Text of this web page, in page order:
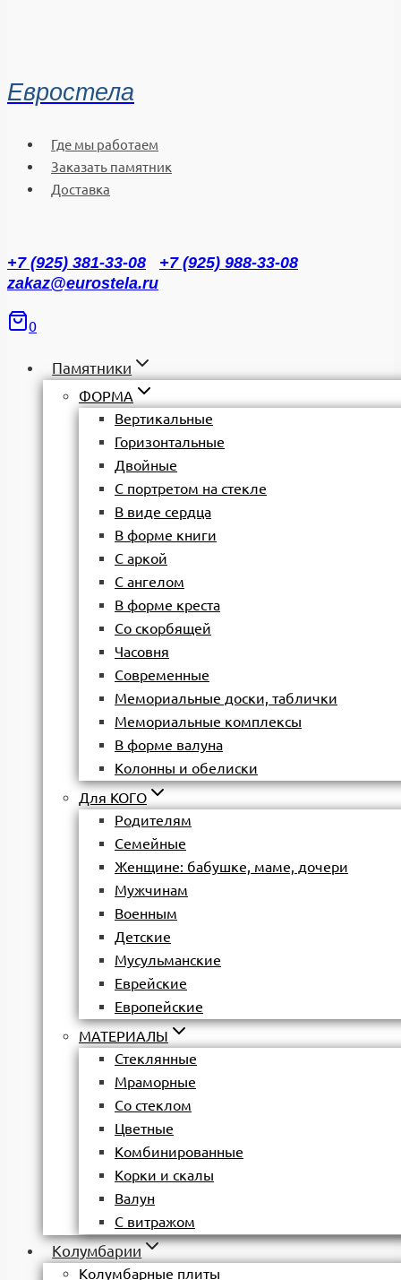
Евростела
Где мы работаем
Заказать памятник
Доставка
+7 (925) 381-33-08
+7 (925) 988-33-08
zakaz@eurostela.ru
0
Памятники
ФОРМА
Вертикальные
Горизонтальные
Двойные
С портретом на стекле
В виде сердца
В форме книги
С аркой
С ангелом
В форме креста
Со скорбящей
Часовня
Современные
Мемориальные доски, таблички
Мемориальные комплексы
В форме валуна
Колонны и обелиски
Для КОГО
Родителям
Семейные
Женщине: бабушке, маме, дочери
Мужчинам
Военным
Детские
Мусульманские
Еврейские
Европейские
МАТЕРИАЛЫ
Стеклянные
Мраморные
Со стеклом
Цветные
Комбинированные
Корки и скалы
Валун
С витражом
Колумбарии
Колумбарные плиты